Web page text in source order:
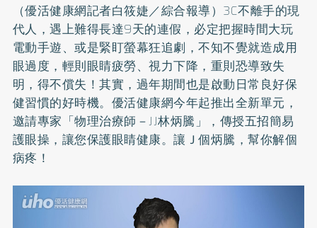
（優活健康網記者白筱婕／綜合報導）3C不離手的現
代人，遇上難得長達9天的連假，必定把握時間大玩
電動手遊、或是緊盯螢幕狂追劇，不知不覺就造成用
眼過度，輕則眼睛疲勞、視力下降，重則恐導致失
明，得不償失！其實，過年期間也是啟動日常良好保
健習慣的好時機。優活健康網今年起推出全新單元，
邀請專家「物理治療師－JJ林炳騰」，傳授五招簡易
護眼操，讓您保護眼睛健康。讓Ｊ個炳騰，幫你解個
病疼！